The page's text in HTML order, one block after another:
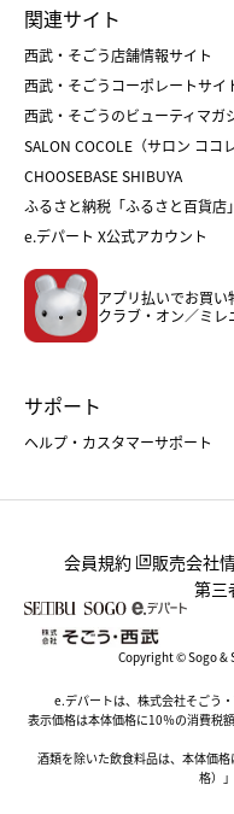
父の日
クリスマスケーキ
ホワイトデー
菓子折り
和菓子
人気のギフト
バレンタイン
おせち
フード
ホーム・キッチン＆アート
関連サイト
西武・そごう店舗情報サイト
西武・そごうコーポレートサイ
西武・そごうのビューティマガ
SALON COCOLE（サロン ココレ
CHOOSEBASE SHIBUYA
ふるさと納税「ふるさと百貨店」
e.デパート X公式アカウント
アプリ払いでお買い
クラブ・オン／ミレ
サポート
ヘルプ・カスタマーサポート
会員規約 販売会社
第三
Copyright © Sogo &
e.デパートは、株式会社そごう
表示価格は本体価格に10％の消費税
酒類を除いた飲食料品は、本体価
格）